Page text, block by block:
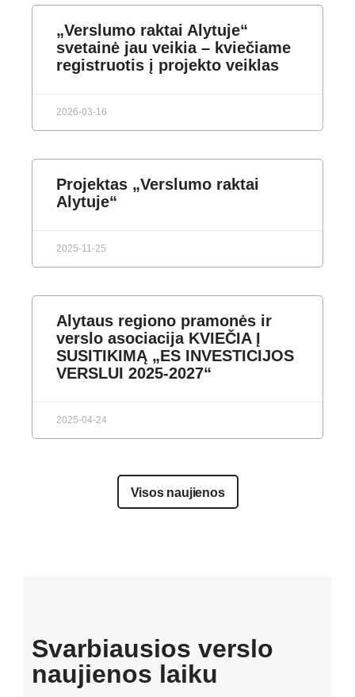
„Verslumo raktai Alytuje“
svetainė jau veikia – kviečiame
registruotis į projekto veiklas
2026-03-16
Projektas „Verslumo raktai
Alytuje“
2025-11-25
Alytaus regiono pramonės ir
verslo asociacija KVIEČIA Į
SUSITIKIMĄ „ES INVESTICIJOS
VERSLUI 2025-2027“
2025-04-24
Visos naujienos
Svarbiausios verslo
naujienos laiku